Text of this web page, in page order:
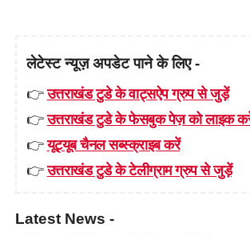
लेटेस्ट न्यूज़ अपडेट पाने के लिए -
👉उत्तराखंड टुडे के वाट्सऐप ग्रुप से जुड़ें
👉उत्तराखंड टुडे के फेसबुक पेज़ को लाइक
👉यूट्यूब चैनल सब्स्क्राइब करें
👉उत्तराखंड टुडे के टेलीग्राम ग्रुप से जुड़ें
Latest News -